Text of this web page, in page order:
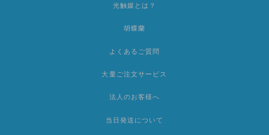
光触媒とは？
胡蝶蘭
よくあるご質問
大量ご注文サービス
法人のお客様へ
当日発送について